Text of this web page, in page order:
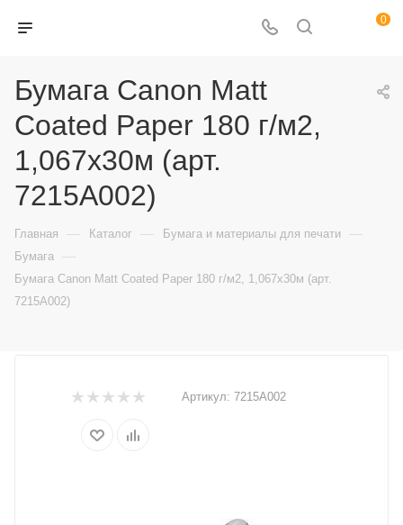
0
Бумага Canon Matt
Coated Paper 180 г/м2,
1,067x30м (арт.
7215A002)
Главная — Каталог — Бумага и материалы для печати —
Бумага —
Бумага Canon Matt Coated Paper 180 г/м2, 1,067x30м (арт.
7215A002)
Артикул: 7215A002